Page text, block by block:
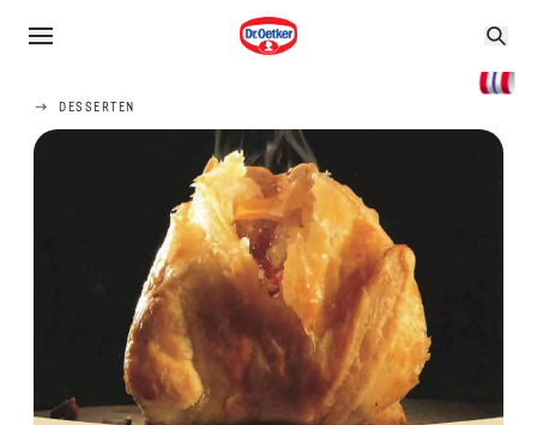
DESSERTEN